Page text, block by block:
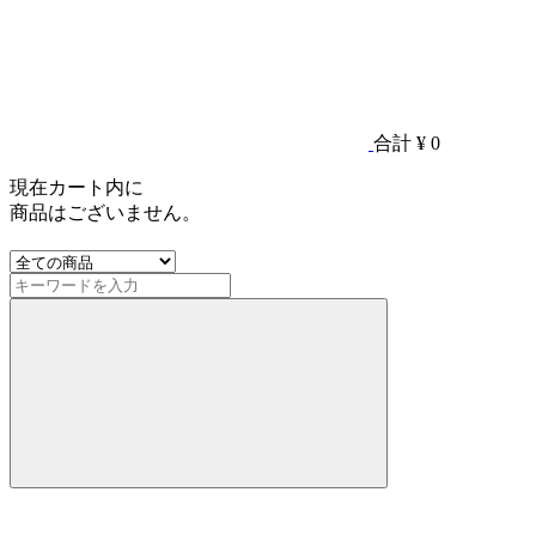
合計 ¥ 0
現在カート内に
商品はございません。